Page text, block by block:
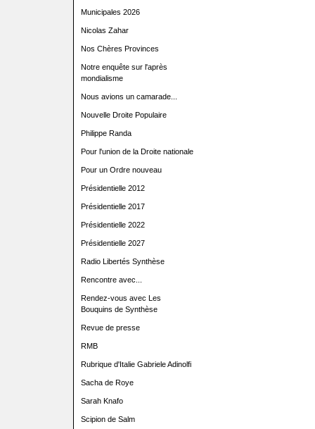
Municipales 2026
Nicolas Zahar
Nos Chères Provinces
Notre enquête sur l'après
mondialisme
Nous avions un camarade...
Nouvelle Droite Populaire
Philippe Randa
Pour l'union de la Droite nationale
Pour un Ordre nouveau
Présidentielle 2012
Présidentielle 2017
Présidentielle 2022
Présidentielle 2027
Radio Libertés Synthèse
Rencontre avec...
Rendez-vous avec Les
Bouquins de Synthèse
Revue de presse
RMB
Rubrique d'Italie Gabriele Adinolfi
Sacha de Roye
Sarah Knafo
Scipion de Salm